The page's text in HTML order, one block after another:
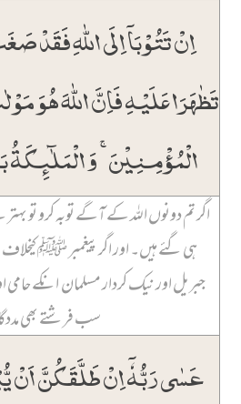
اِنۡ تَتُوۡبَاۤ اِلَی اللّٰہِ فَقَدۡ
تَظٰہَرَا عَلَیۡہِ فَاِنَّ اللّٰہَ ہُوَ
الۡمُؤۡمِنِیۡنَ ۚ وَ الۡمَلٰٓئِکَۃُ
اگر تم دونوں اللہ کے آگے توبہ کرو تو
ہی گئے ہیں۔ اور اگر پیغمبر ﷺ کیخلاف
جبریل اور نیک کردار مسلمان انکے حامی
سب فرشتے بھی
عَسٰی رَبُّہٗۤ اِنۡ طَلَّقَکُنَّ اَنۡ